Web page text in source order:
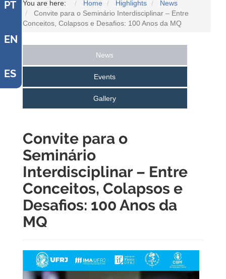
PT
EN
ES
You are here: Home Highlights
News
Convite para o Seminário Interdisciplinar – Entre
Conceitos, Colapsos e Desafios: 100 Anos da MQ
News
Events
Gallery
Convite para o
Seminário
Interdisciplinar – Entre
Conceitos, Colapsos e
Desafios: 100 Anos da
MQ